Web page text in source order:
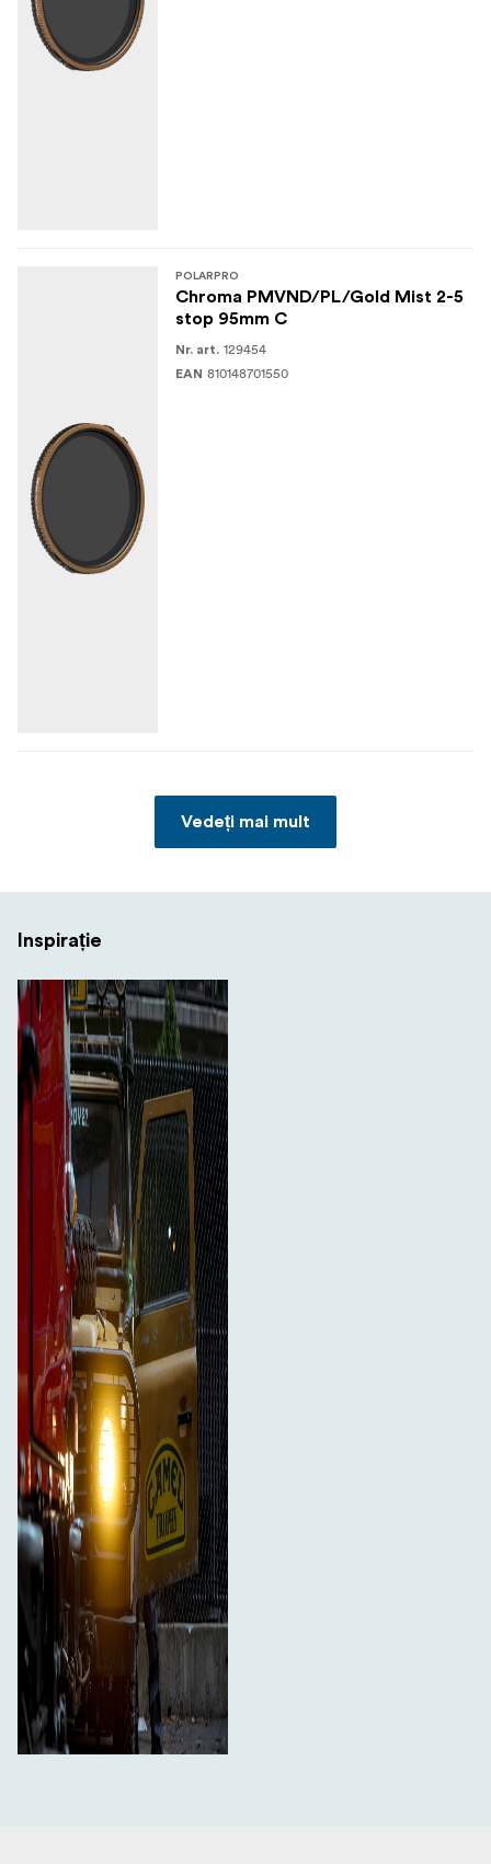
POLARPRO
Chroma PMVND/PL/Gold Mist 2-5
stop 95mm C
Nr. art. 129454
EAN 810148701550
Vedeți mai mult
Inspirație